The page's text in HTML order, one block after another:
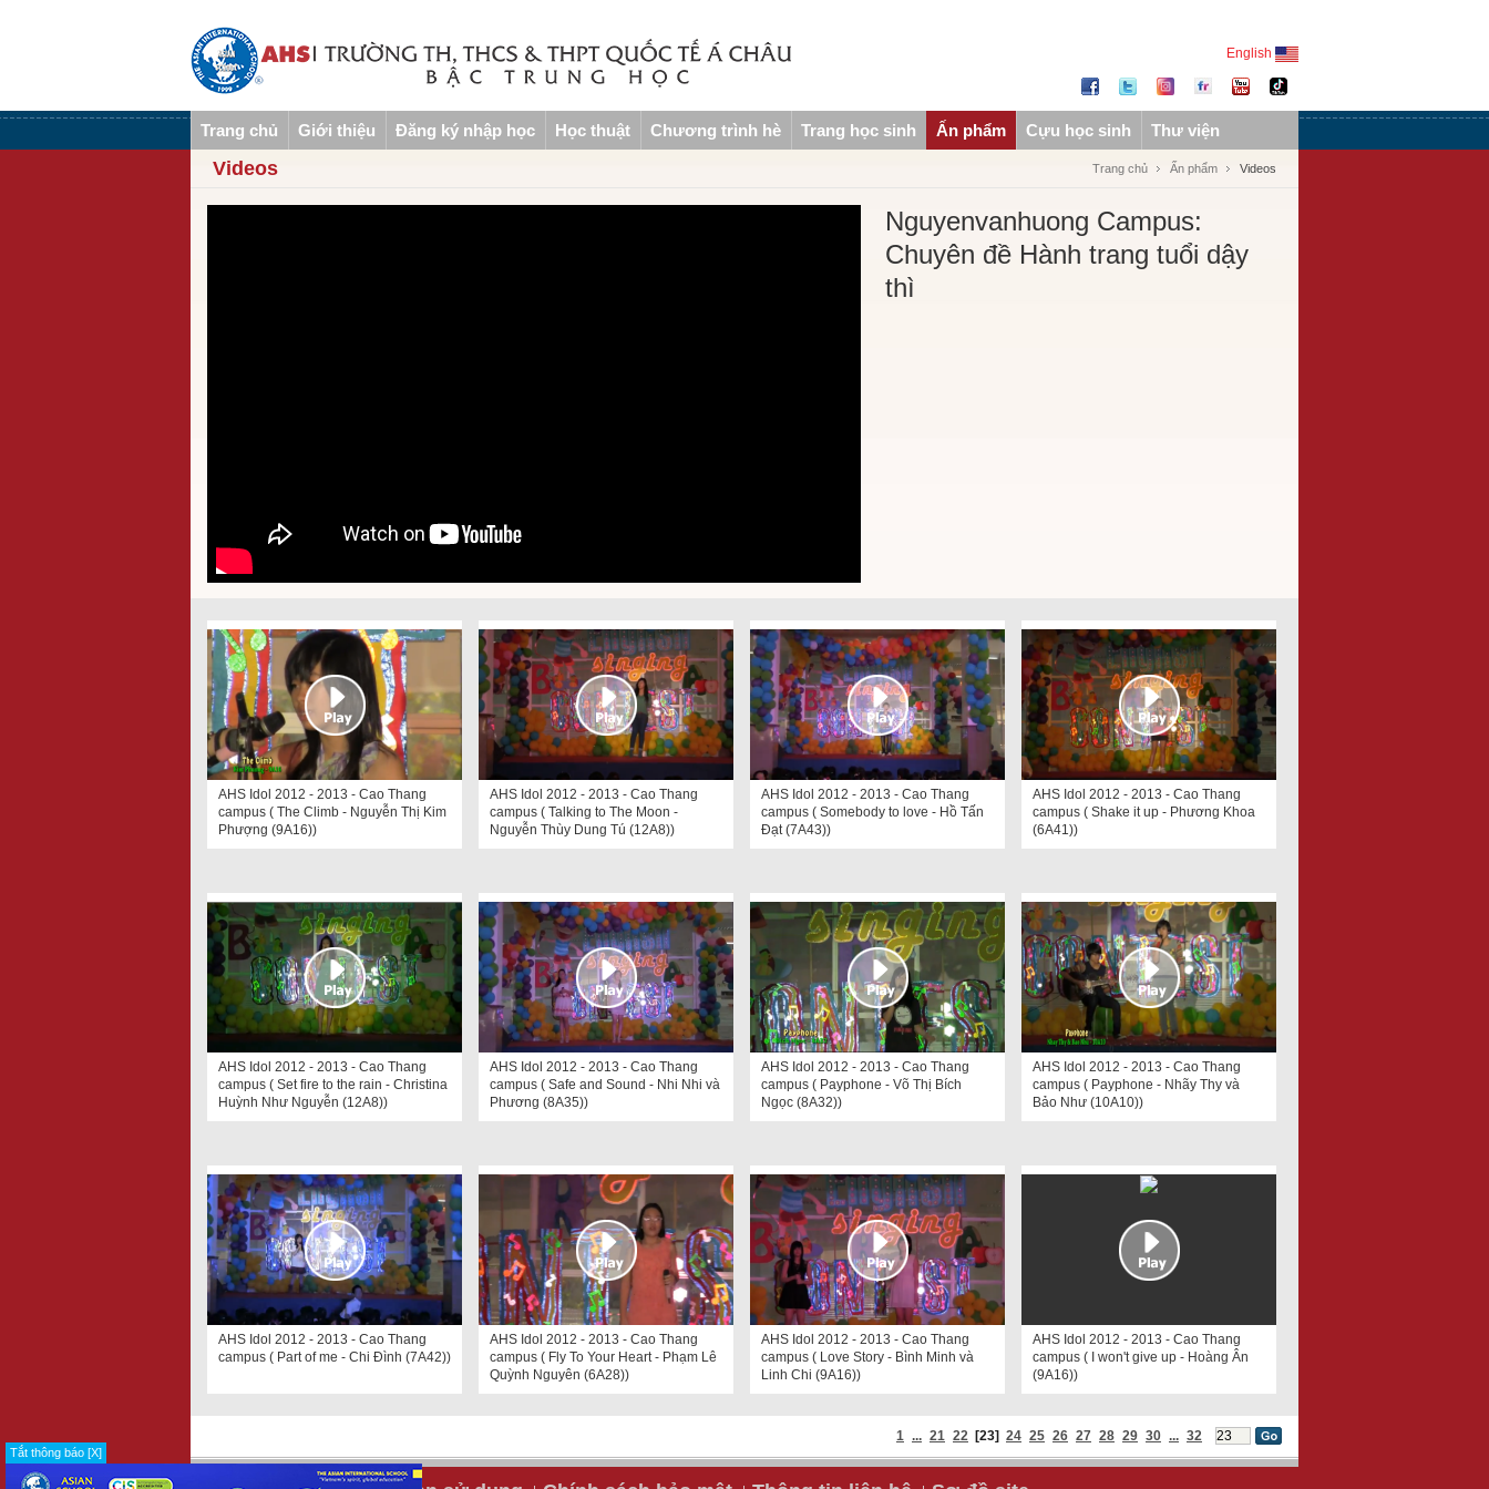
English
Tắt thông báo [X]
Trang chủ Giới thiệu Đăng ký nhập học Học thuật Chương trình hè Trang học sinh Ấn phẩm Cựu học sinh Thư viện
Videos Trang chủ Ấn phẩm Videos
Nguyenvanhuong Campus:
Chuyên đề Hành trang tuổi dậy
thì
AHS Idol 2012 - 2013 - Cao Thang
campus ( The Climb - Nguyễn Thị Kim
Phượng (9A16))
AHS Idol 2012 - 2013 - Cao Thang
campus ( Talking to The Moon -
Nguyễn Thùy Dung Tú (12A8))
AHS Idol 2012 - 2013 - Cao Thang
campus ( Somebody to love - Hồ Tấn
Đạt (7A43))
AHS Idol 2012 - 2013 - Cao Thang
campus ( Shake it up - Phương Khoa
(6A41))
AHS Idol 2012 - 2013 - Cao Thang
campus ( Set fire to the rain - Christina
Huỳnh Như Nguyễn (12A8))
AHS Idol 2012 - 2013 - Cao Thang
campus ( Safe and Sound - Nhi Nhi và
Phương (8A35))
AHS Idol 2012 - 2013 - Cao Thang
campus ( Payphone - Võ Thị Bích
Ngọc (8A32))
AHS Idol 2012 - 2013 - Cao Thang
campus ( Payphone - Nhãy Thy và
Bảo Như (10A10))
AHS Idol 2012 - 2013 - Cao Thang
campus ( Part of me - Chi Đình (7A42))
AHS Idol 2012 - 2013 - Cao Thang
campus ( Fly To Your Heart - Phạm Lê
Quỳnh Nguyên (6A28))
AHS Idol 2012 - 2013 - Cao Thang
campus ( Love Story - Bình Minh và
Linh Chi (9A16))
AHS Idol 2012 - 2013 - Cao Thang
campus ( I won't give up - Hoàng Ân
(9A16))
1 ... 21 22 [23] 24 25 26 27 28 29 30 ... 32